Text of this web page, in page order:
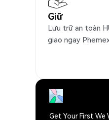
Giữ
Lưu trữ an toàn
giao ngay
Get Your First We